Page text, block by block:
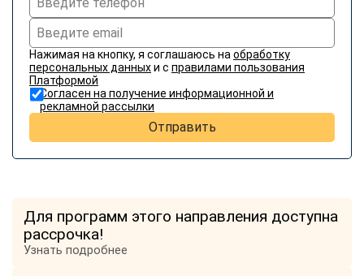
Нажимая на кнопку, я соглашаюсь на обработку
персональных данныхи с правилами пользования
Платформой
Согласен на получение информационной и
рекламной рассылки
Отправить
Для программ этого направления доступна
рассрочка!
Узнать подробнее
Мессенджеры